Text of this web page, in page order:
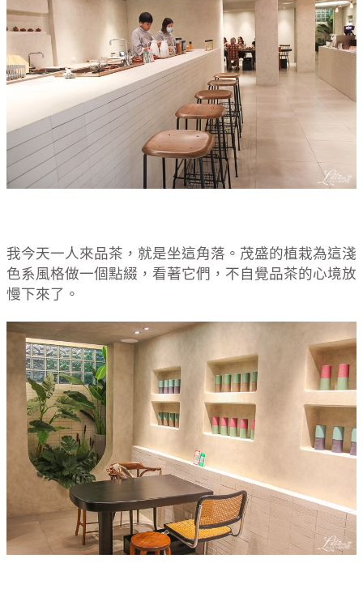
我今天一人來品茶，就是坐這角落。茂盛的植栽為這淺
色系風格做一個點綴，看著它們，不自覺品茶的心境放
慢下來了。